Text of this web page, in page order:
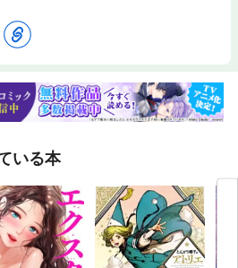
いる本